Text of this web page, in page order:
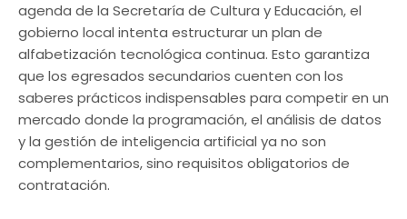
agenda de la Secretaría de Cultura y Educación, el
gobierno local intenta estructurar un plan de
alfabetización tecnológica continua. Esto garantiza
que los egresados secundarios cuenten con los
saberes prácticos indispensables para competir en un
mercado donde la programación, el análisis de datos
y la gestión de inteligencia artificial ya no son
complementarios, sino requisitos obligatorios de
contratación.